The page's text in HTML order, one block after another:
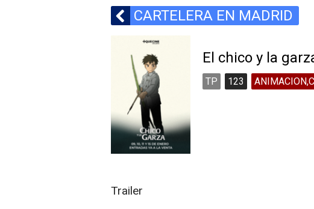
CARTELERA EN MADRID
El chico y la
TP 123
Trailer